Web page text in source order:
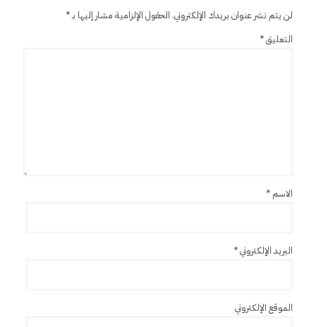
لن يتم نشر عنوان بريدك الإلكتروني. الحقول الإلزامية مشار إليها بـ*
التعليق*
الاسم *
البريد الإلكتروني*
الموقع الإلكتروني